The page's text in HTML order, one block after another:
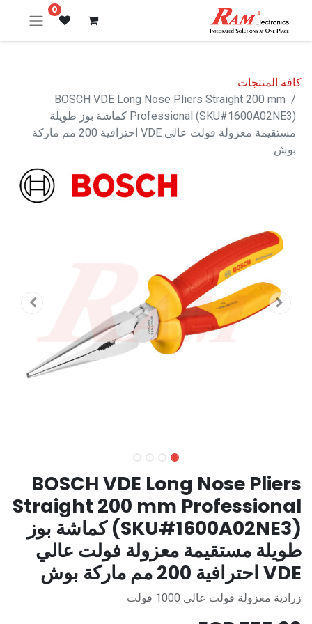
0
كافة المنتجات
BOSCH VDE Long Nose Pliers Straight 200 mm
Professional (SKU#1600A02NE3) كماشة بوز طويلة
مستقيمة معزولة فولت عالي VDE احترافية 200 مم ماركة
بوش
BOSCH VDE Long Nose Pliers
Straight 200 mm Professional
(SKU#1600A02NE3) كماشة بوز
طويلة مستقيمة معزولة فولت عالي
VDE احترافية 200 مم ماركة بوش
زرادية معزولة فولت عالي 1000 فولت